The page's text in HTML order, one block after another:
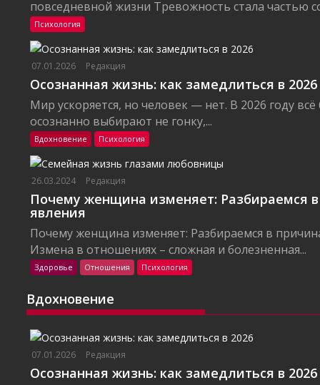
повседневной жизни Тревожность стала частью
Психология
07.01.2026 Редакция
Осознанная жизнь: как замедлиться в 2026
Мир ускоряется, но человек — нет. В 2026 году
осознанно выбирают не гонку,...
Вдохновение Психология
26.03.2024 Редакция
Почему женщина изменяет: Разбираемся в
явления
Почему женщина изменяет: Разбираемся в
Измена в отношениях – сложная и болезненная...
Здоровье Отношения Психология
Вдохновение
07.01.2026 Редакция
Осознанная жизнь: как замедлиться в 2026